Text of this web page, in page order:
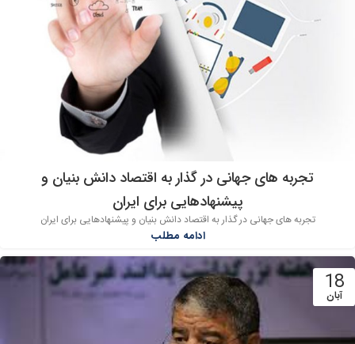
تجربه های جهانی در گذار به اقتصاد دانش بنیان و
پیشنهادهایی برای ایران
تجربه های جهانی در گذار به اقتصاد دانش بنیان و پیشنهادهایی برای ایران
ادامه مطلب
18
آبان